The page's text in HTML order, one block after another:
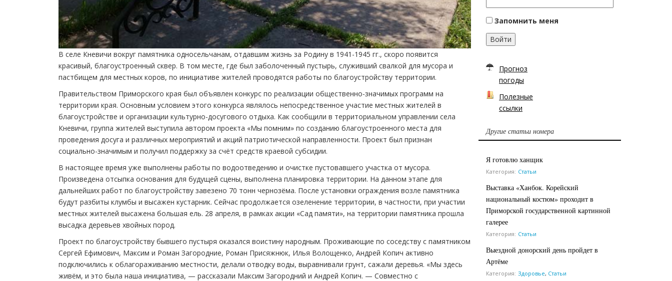
В селе Кневичи вокруг памятника односельчанам, отдавшим жизнь за Родину в 1941-1945 гг., скоро появится
красивый, благоустроенный сквер. В том месте, где был заболоченный пустырь, служивший свалкой для мусора и
пастбищем для местных коров, по инициативе жителей проводятся работы по благоустройству территории.
Правительством Приморского края был объявлен конкурс по реализации общественно-значимых программ на
территории края. Основным условием этого конкурса являлось непосредственное участие местных жителей в
благоустройстве и организации культурно-досугового отдыха. Как сообщили в территориальном управлении села
Кневичи, группа жителей выступила автором проекта «Мы помним» по созданию благоустроенного места для
проведения досуга и различных мероприятий и акций патриотической направленности. Проект был признан
социально-значимым и получил поддержку за счёт средств краевой субсидии.
В настоящее время уже выполнены работы по водоотведению и очистке пустовавшего участка от мусора.
Произведена отсыпка основания для будущей сцены, выполнена планировка территории. На данном этапе для
дальнейших работ по благоустройству завезено 70 тонн чернозёма. После установки ограждения возле памятника
будут разбиты клумбы и высажен кустарник. Сейчас продолжается озеленение территории, в частности, при участии
местных жителей высажена большая ель. 28 апреля, в рамках акции «Сад памяти», на территории памятника прошла
высадка деревьев хвойных пород.
Проект по благоустройству бывшего пустыря оказался воистину народным. Проживающие по соседству с памятником
Сергей Ефимович, Максим и Роман Загородние, Роман Присяжнюк, Илья Волощенко, Андрей Копич активно
подключились к облагораживанию местности, делали отводку воды, выравнивали грунт, сажали деревья. «Мы здесь
живём, и это была наша инициатива, — рассказали Максим Загородний и Андрей Копич. — Совместно с
Запомнить меня
Войти
Прогноз
погоды
Полезные
ссылки
Другие статьи номера
Я готовлю ханщик
Категория: Статьи
Выставка «Ханбок. Корейский
национальный костюм» проходит в
Приморской государственной картинной
галерее
Категория: Статьи
Выездной донорский день пройдет в
Артёме
Категория: Здоровье, Статьи